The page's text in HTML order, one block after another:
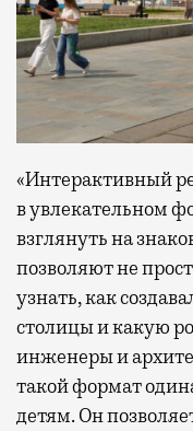
«Интерактивный
в увлекательном
взглянуть на
позволяют не
узнать, как
столицы и какую
инженеры и
такой формат
детям. Он